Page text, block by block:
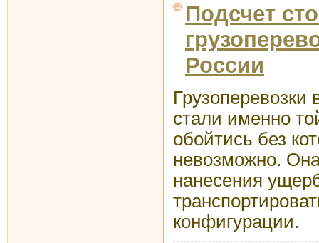
Подсчет
России
Грузоперевозки
стали именно
обойтись без
невозможно.
нанесения
конфигурации.